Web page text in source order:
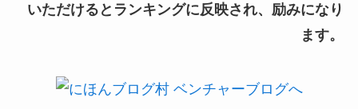
いただけるとランキングに反映され、励みになり
ます。